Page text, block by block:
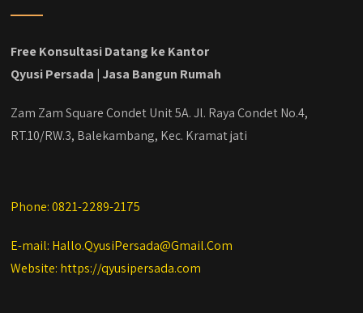
Free Konsultasi Datang ke Kantor
Qyusi Persada | Jasa Bangun Rumah
Zam Zam Square Condet Unit 5A. Jl. Raya Condet No.4,
RT.10/RW.3, Balekambang, Kec. Kramat jati
Phone: 0821-2289-2175
E-mail: Hallo.QyusiPersada@Gmail.Com
Website: https://qyusipersada.com